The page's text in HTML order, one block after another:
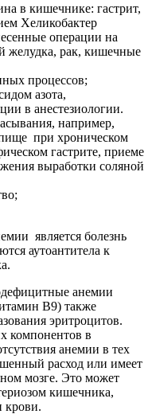
в кишечнике: гастрит,
Хеликобактер
операции на
желудка, рак, кишечные
процессов;
азота,
в анестезиологии.
например,
при хроническом
гастрите, приеме
выработки соляной
является болезнь
аутоантитела к
анемии
В9) также
эритроцитов.
компонентов в
анемии в тех
расход или имеет
мозге. Это может
кишечника,
крови.